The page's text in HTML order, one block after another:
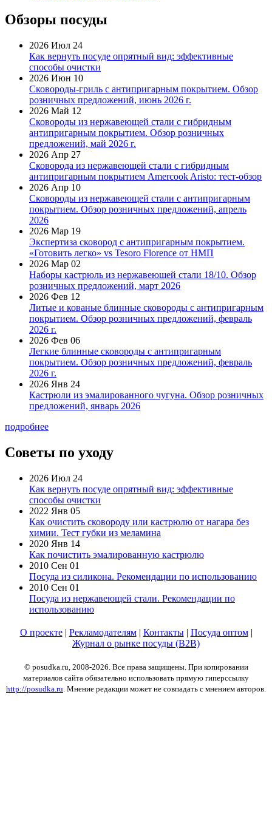
Обзоры посуды
2026 Июл 24
Как вернуть посуде опрятный вид: эффективные
способы очистки
2026 Июн 10
Сковороды-гриль с антипригарным покрытием. Обзор
розничных предложений, июнь 2026 г.
2026 Май 12
Сковороды из нержавеющей стали с гибридным
антипригарным покрытием. Обзор розничных
предложений, май 2026 г.
2026 Апр 27
Сковорода из нержавеющей стали с гибридным
антипригарным покрытием Amercook Aristo: тест-обзор
2026 Апр 10
Сковороды из нержавеющей стали с антипригарным
покрытием. Обзор розничных предложений, апрель
2026
2026 Мар 19
Экспертиза сковород с антипригарным покрытием.
«Готовить легко» vs Tesoro Florence от НМП
2026 Мар 02
Наборы кастрюль из нержавеющей стали 18/10. Обзор
розничных предложений, март 2026
2026 Фев 12
Литые и кованые блинные сковороды с антипригарным
покрытием. Обзор розничных предложений, февраль
2026 г.
2026 Фев 06
Легкие блинные сковороды с антипригарным
покрытием. Обзор розничных предложений, февраль
2026 г.
2026 Янв 24
Кастрюли из эмалированного чугуна. Обзор розничных
предложений, январь 2026
подробнее
Советы по уходу
2026 Июл 24
Как вернуть посуде опрятный вид: эффективные
способы очистки
2022 Янв 05
Как очистить сковороду или кастрюлю от нагара без
химии. Тест губки из меламина
2020 Янв 14
Как почистить эмалированную кастрюлю
2010 Сен 01
Посуда из силикона. Рекомендации по использованию
2010 Сен 01
Посуда из нержавеющей стали. Рекомендации по
использованию
О проекте| Рекламодателям| Контакты| Посуда оптом|
Журнал о рынке посуды (B2B)
© posudka.ru, 2008-2026. Все права защищены. При копировании
материалов сайта обязательно использовать прямую гиперссылку
http://posudka.ru . Мнение редакции может не совпадать с мнением авторов.